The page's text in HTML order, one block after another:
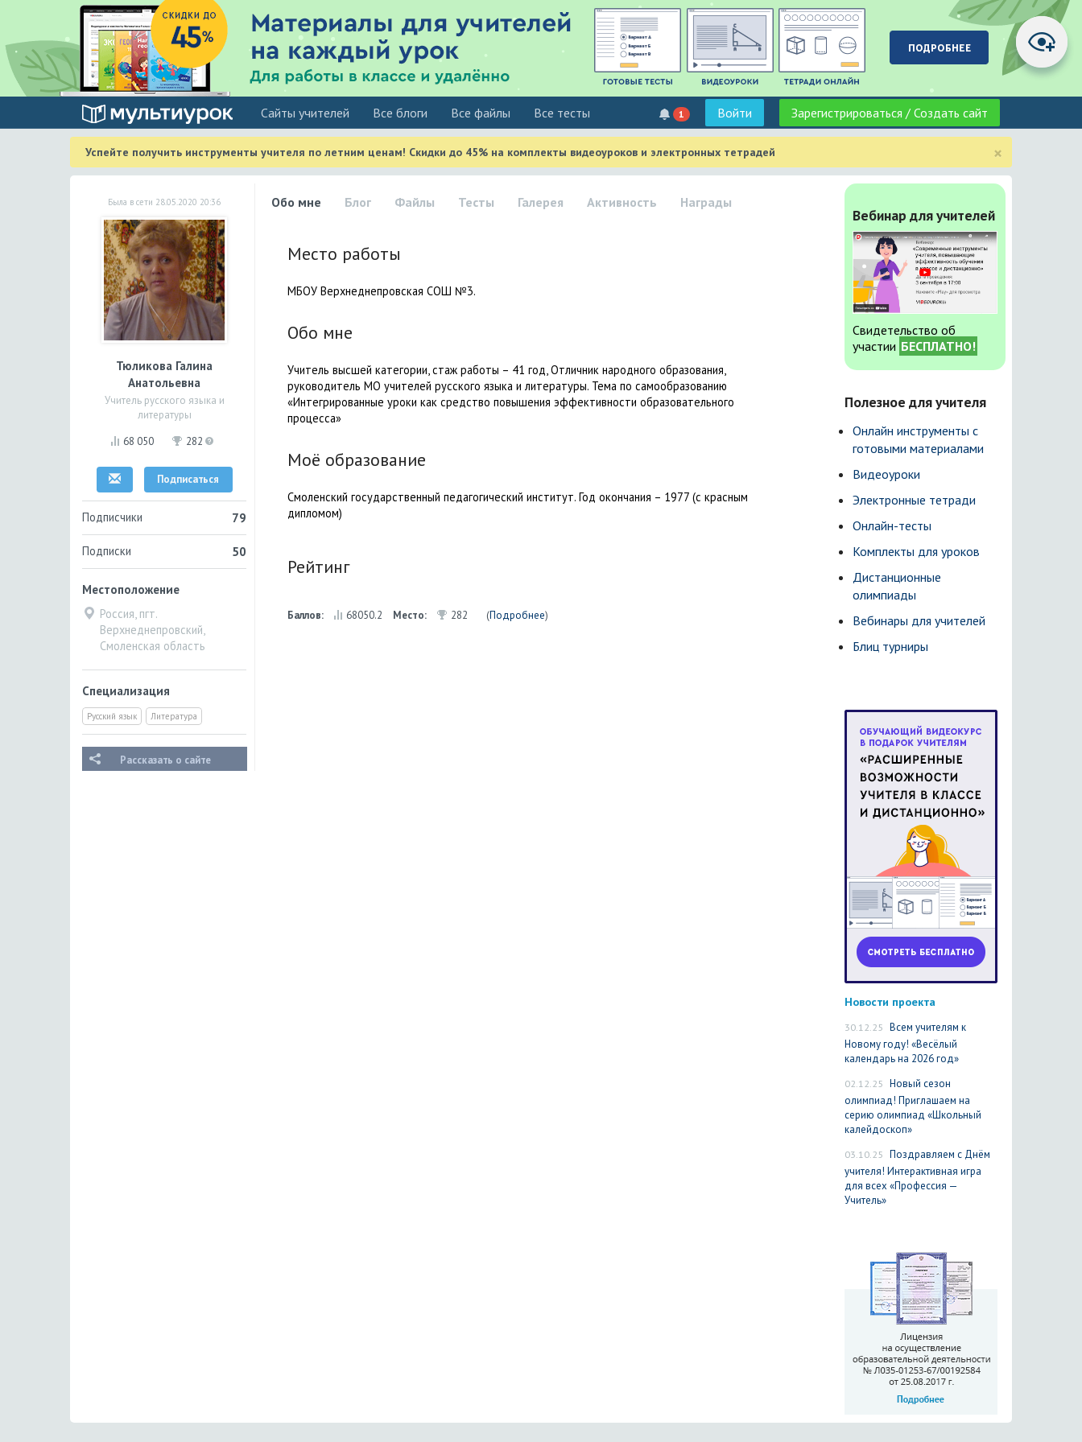
Cайты учителей Все блоги Все файлы Все тесты 1 Войти Зарегистрироваться / Создать сайт
×
Успейте получить инструменты учителя по летним ценам! Скидки до 45% на комплекты видеоуроков и электронных тетрадей
Была в сети 28.05.2020 20:36
Тюликова Галина
Анатольевна
Учитель русского языка и
литературы
68 050
282
Подписаться
Подписчики 79
Подписки 50
Местоположение
Россия, пгт.
Верхнеднепровский,
Смоленская область
Специализация
Русский язык Литература
Рассказать о сайте
Обо мне Блог Файлы Тесты Галерея Активность Награды
Место работы
МБОУ Верхнеднепровская СОШ №3.
Обо мне
Учитель высшей категории, стаж работы – 41 год, Отличник народного образования,
руководитель МО учителей русского языка и литературы. Тема по самообразованию
«Интегрированные уроки как средство повышения эффективности образовательного
процесса»
Моё образование
Смоленский государственный педагогический институт. Год окончания – 1977 (с красным
дипломом)
Рейтинг
Баллов: 68050.2 Место: 282 (Подробнее)
Вебинар для учителей
Свидетельство об
участии БЕСПЛАТНО!
Полезное для учителя
Онлайн инструменты с
готовыми материалами
Видеоуроки
Электронные тетради
Онлайн-тесты
Комплекты для уроков
Дистанционные
олимпиады
Вебинары для учителей
Блиц турниры
Новости проекта
30.12.25 Всем учителям к
Новому году! «Весёлый
календарь на 2026 год»
02.12.25 Новый сезон
олимпиад! Приглашаем на
серию олимпиад «Школьный
калейдоскоп»
03.10.25 Поздравляем с Днём
учителя! Интерактивная игра
для всех «Профессия —
Учитель»